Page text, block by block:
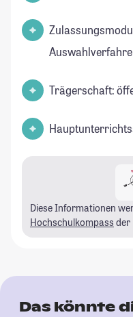
Trägerschaft:
Diese Informationen
Hochschulkompass der
Das könnte